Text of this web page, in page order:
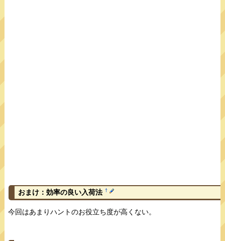
おまけ：効率の良い入荷法 †
今回はあまりハントのお役立ち度が高くない。